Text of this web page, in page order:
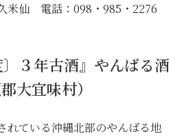
米仙 電話：098・985・2276
〕３年古酒』やんばる酒
大宜味村）
れている沖縄北部のやんばる地